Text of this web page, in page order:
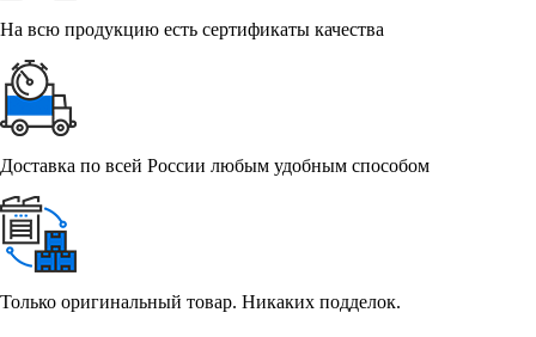
На всю продукцию есть сертификаты качества
Доставка по всей России любым удобным способом
Только оригинальный товар. Никаких подделок.